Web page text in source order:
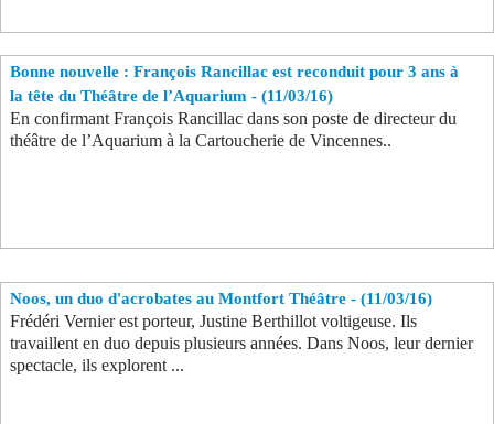
Bonne nouvelle : François Rancillac est reconduit pour 3 ans à
la tête du Théâtre de l’Aquarium - (11/03/16)
En confirmant François Rancillac dans son poste de directeur du
théâtre de l’Aquarium à la Cartoucherie de Vincennes..
Noos, un duo d'acrobates au Montfort Théâtre - (11/03/16)
Frédéri Vernier est porteur, Justine Berthillot voltigeuse. Ils
travaillent en duo depuis plusieurs années. Dans Noos, leur dernier
spectacle, ils explorent ...